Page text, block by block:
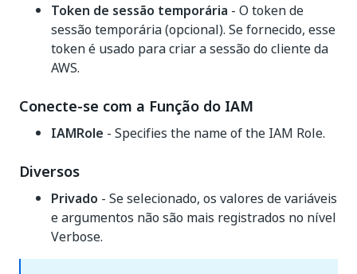
Token de sessão temporária - O token de
sessão temporária (opcional). Se fornecido, esse
token é usado para criar a sessão do cliente da
AWS.
Conecte-se com a Função do IAM
IAMRole - Specifies the name of the IAM Role.
Diversos
Privado - Se selecionado, os valores de variáveis
e argumentos não são mais registrados no nível
Verbose.